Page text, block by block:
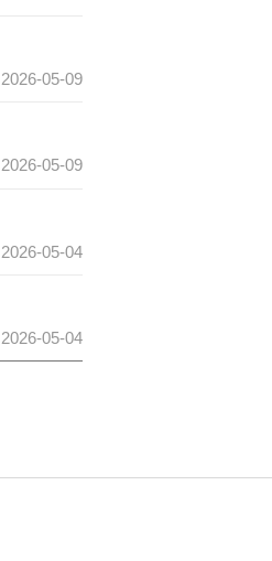
2026-05-09
2026-05-09
2026-05-04
2026-05-04